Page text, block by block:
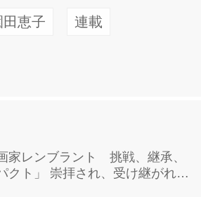
田恵子 連載
家レンブラント 挑戦、継承、
クト」 崇拝され、受け継がれ、